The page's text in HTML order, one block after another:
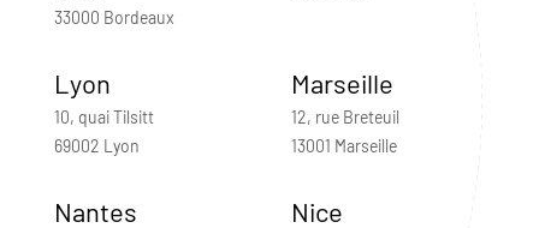
33000 Bordeaux
Lyon
10, quai Tilsitt
69002 Lyon
Marseille
12, rue Breteuil
13001 Marseille
Nantes Nice